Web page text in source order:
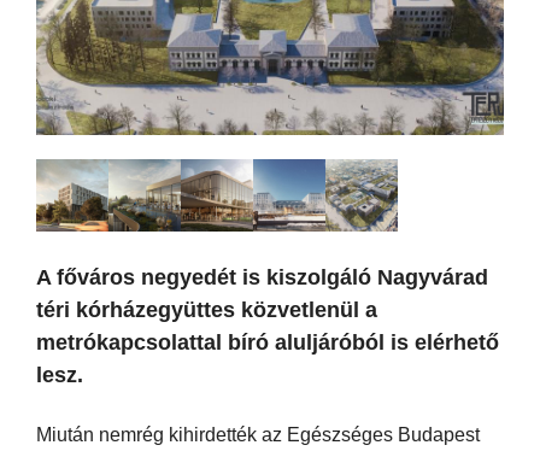
A főváros negyedét is kiszolgáló Nagyvárad
téri kórházegyüttes közvetlenül a
metrókapcsolattal bíró aluljáróból is elérhető
lesz.
Miután nemrég kihirdették az Egészséges Budapest